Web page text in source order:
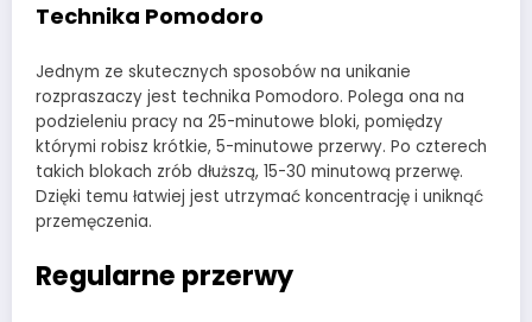
Technika Pomodoro
Jednym ze skutecznych sposobów na unikanie
rozpraszaczy jest technika Pomodoro. Polega ona na
podzieleniu pracy na 25-minutowe bloki, pomiędzy
którymi robisz krótkie, 5-minutowe przerwy. Po czterech
takich blokach zrób dłuższą, 15-30 minutową przerwę.
Dzięki temu łatwiej jest utrzymać koncentrację i uniknąć
przemęczenia.
Regularne przerwy